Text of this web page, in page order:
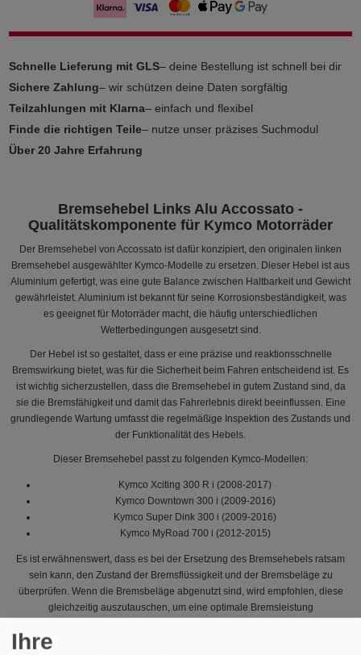
Schnelle Lieferung mit GLS– deine Bestellung ist schnell bei dir
Sichere Zahlung– wir schützen deine Daten sorgfältig
Teilzahlungen mit Klarna– einfach und flexibel
Finde die richtigen Teile– nutze unser präzises Suchmodul
Über 20 Jahre Erfahrung
Bremsehebel Links Alu Accossato -
Qualitätskomponente für Kymco Motorräder
Der Bremsehebel von Accossato ist dafür konzipiert, den originalen linken
Bremsehebel ausgewählter Kymco-Modelle zu ersetzen. Dieser Hebel ist aus
Aluminium gefertigt, was eine gute Balance zwischen Haltbarkeit und Gewicht
gewährleistet. Aluminium ist bekannt für seine Korrosionsbeständigkeit, was
es geeignet für Motorräder macht, die häufig unterschiedlichen
Wetterbedingungen ausgesetzt sind.
Der Hebel ist so gestaltet, dass er eine präzise und reaktionsschnelle
Bremswirkung bietet, was für die Sicherheit beim Fahren entscheidend ist. Es
ist wichtig sicherzustellen, dass die Bremsehebel in gutem Zustand sind, da
sie die Bremsfähigkeit und damit das Fahrerlebnis direkt beeinflussen. Eine
grundlegende Wartung umfasst die regelmäßige Inspektion des Zustands und
der Funktionalität des Hebels.
Dieser Bremsehebel passt zu folgenden Kymco-Modellen:
Kymco Xciting 300 R i (2008-2017)
Kymco Downtown 300 i (2009-2016)
Kymco Super Dink 300 i (2009-2016)
Kymco MyRoad 700 i (2012-2015)
Es ist erwähnenswert, dass es bei der Ersetzung des Bremsehebels ratsam
sein kann, den Zustand der Bremsflüssigkeit und der Bremsbeläge zu
überprüfen. Wenn die Bremsbeläge abgenutzt sind, wird empfohlen, diese
gleichzeitig auszutauschen, um eine optimale Bremsleistung
Ihre